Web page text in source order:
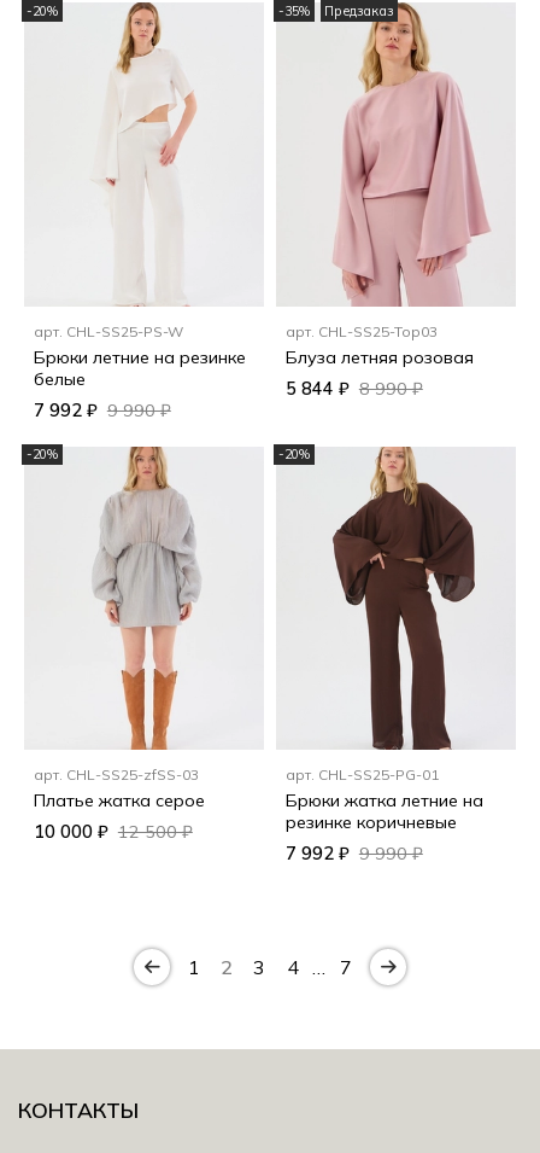
-20%
арт. CHL-SS25-PS-W
Брюки летние на резинке
белые
7 992 ₽ 9 990 ₽
-35% Предзаказ
арт. CHL-SS25-Top03
Блуза летняя розовая
5 844 ₽ 8 990 ₽
-20%
арт. CHL-SS25-zfSS-03
Платье жатка серое
10 000 ₽ 12 500 ₽
-20%
арт. CHL-SS25-PG-01
Брюки жатка летние на
резинке коричневые
7 992 ₽ 9 990 ₽
1 2 3 4 7
КОНТАКТЫ